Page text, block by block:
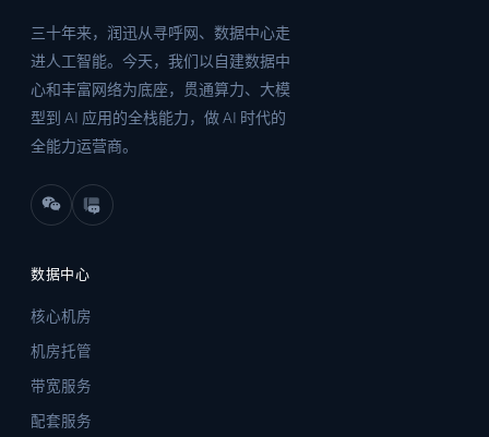
三十年来，润迅从寻呼网、数据中心走
进人工智能。今天，我们以自建数据中
心和丰富网络为底座，贯通算力、大模
型到 AI 应用的全栈能力，做 AI 时代的
全能力运营商。
数据中心
核心机房
机房托管
带宽服务
配套服务